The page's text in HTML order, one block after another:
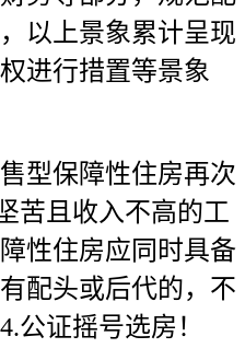
以上景象累计呈现
进行措置等景象
保障性住房再次
苦且收入不高的工
性住房应同时具备
配头或后代的，不
公证摇号选房！